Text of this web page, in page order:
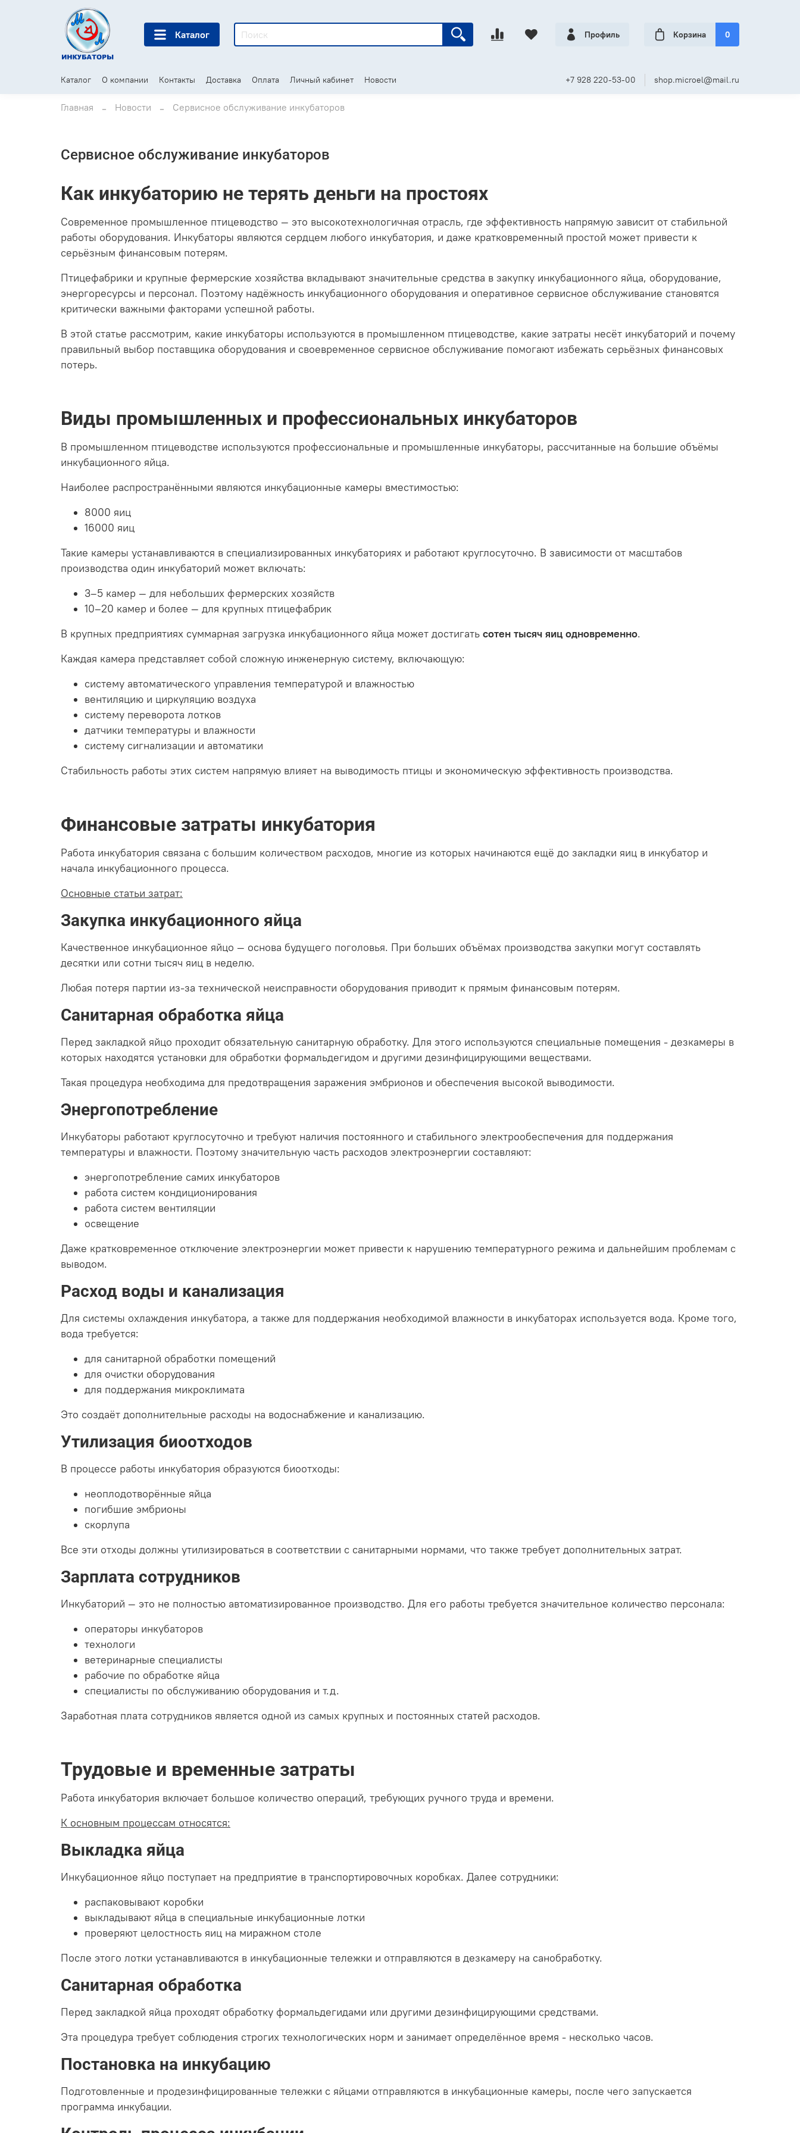
Каталог Профиль Корзина 0
Каталог О компании Контакты Доставка Оплата Личный кабинет Новости +7 928 220-53-00 shop.microel@mail.ru
Главная Новости Сервисное обслуживание инкубаторов
Сервисное обслуживание инкубаторов
Как инкубаторию не терять деньги на простоях
Современное промышленное птицеводство — это высокотехнологичная отрасль, где эффективность напрямую зависит от стабильной
работы оборудования. Инкубаторы являются сердцем любого инкубатория, и даже кратковременный простой может привести к
серьёзным финансовым потерям.
Птицефабрики и крупные фермерские хозяйства вкладывают значительные средства в закупку инкубационного яйца, оборудование,
энергоресурсы и персонал. Поэтому надёжность инкубационного оборудования и оперативное сервисное обслуживание становятся
критически важными факторами успешной работы.
В этой статье рассмотрим, какие инкубаторы используются в промышленном птицеводстве, какие затраты несёт инкубаторий и почему
правильный выбор поставщика оборудования и своевременное сервисное обслуживание помогают избежать серьёзных финансовых
потерь.
Виды промышленных и профессиональных инкубаторов
В промышленном птицеводстве используются профессиональные и промышленные инкубаторы, рассчитанные на большие объёмы
инкубационного яйца.
Наиболее распространёнными являются инкубационные камеры вместимостью:
8000 яиц
16000 яиц
Такие камеры устанавливаются в специализированных инкубаториях и работают круглосуточно. В зависимости от масштабов
производства один инкубаторий может включать:
3–5 камер — для небольших фермерских хозяйств
10–20 камер и более — для крупных птицефабрик
В крупных предприятиях суммарная загрузка инкубационного яйца может достигать сотен тысяч яиц одновременно.
Каждая камера представляет собой сложную инженерную систему, включающую:
систему автоматического управления температурой и влажностью
вентиляцию и циркуляцию воздуха
систему переворота лотков
датчики температуры и влажности
систему сигнализации и автоматики
Стабильность работы этих систем напрямую влияет на выводимость птицы и экономическую эффективность производства.
Финансовые затраты инкубатория
Работа инкубатория связана с большим количеством расходов, многие из которых начинаются ещё до закладки яиц в инкубатор и
начала инкубационного процесса.
Основные статьи затрат:
Закупка инкубационного яйца
Качественное инкубационное яйцо — основа будущего поголовья. При больших объёмах производства закупки могут составлять
десятки или сотни тысяч яиц в неделю.
Любая потеря партии из-за технической неисправности оборудования приводит к прямым финансовым потерям.
Санитарная обработка яйца
Перед закладкой яйцо проходит обязательную санитарную обработку. Для этого используются специальные помещения - дезкамеры в
которых находятся установки для обработки формальдегидом и другими дезинфицирующими веществами.
Такая процедура необходима для предотвращения заражения эмбрионов и обеспечения высокой выводимости.
Энергопотребление
Инкубаторы работают круглосуточно и требуют наличия постоянного и стабильного электрообеспечения для поддержания
температуры и влажности. Поэтому значительную часть расходов электроэнергии составляют:
энергопотребление самих инкубаторов
работа систем кондиционирования
работа систем вентиляции
освещение
Даже кратковременное отключение электроэнергии может привести к нарушению температурного режима и дальнейшим проблемам с
выводом.
Расход воды и канализация
Для системы охлаждения инкубатора, а также для поддержания необходимой влажности в инкубаторах используется вода. Кроме того,
вода требуется:
для санитарной обработки помещений
для очистки оборудования
для поддержания микроклимата
Это создаёт дополнительные расходы на водоснабжение и канализацию.
Утилизация биоотходов
В процессе работы инкубатория образуются биоотходы:
неоплодотворённые яйца
погибшие эмбрионы
скорлупа
Все эти отходы должны утилизироваться в соответствии с санитарными нормами, что также требует дополнительных затрат.
Зарплата сотрудников
Инкубаторий — это не полностью автоматизированное производство. Для его работы требуется значительное количество персонала:
операторы инкубаторов
технологи
ветеринарные специалисты
рабочие по обработке яйца
специалисты по обслуживанию оборудования и т.д.
Заработная плата сотрудников является одной из самых крупных и постоянных статей расходов.
Трудовые и временные затраты
Работа инкубатория включает большое количество операций, требующих ручного труда и времени.
К основным процессам относятся:
Выкладка яйца
Инкубационное яйцо поступает на предприятие в транспортировочных коробках. Далее сотрудники:
распаковывают коробки
выкладывают яйца в специальные инкубационные лотки
проверяют целостность яиц на миражном столе
После этого лотки устанавливаются в инкубационные тележки и отправляются в дезкамеру на санобработку.
Санитарная обработка
Перед закладкой яйца проходят обработку формальдегидами или другими дезинфицирующими средствами.
Эта процедура требует соблюдения строгих технологических норм и занимает определённое время - несколько часов.
Постановка на инкубацию
Подготовленные и продезинфицированные тележки с яйцами отправляются в инкубационные камеры, после чего запускается
программа инкубации.